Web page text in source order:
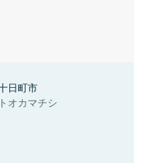
日町市
トオカマチシ